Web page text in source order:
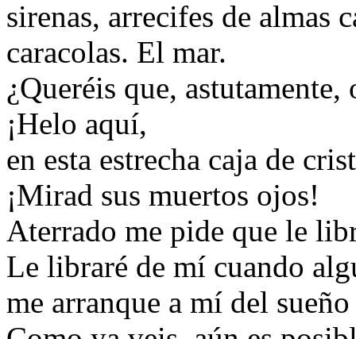
sirenas, arrecifes de almas
caracolas. El mar.
¿Queréis que,
¡Helo aquí,
en esta estrecha caja de
¡Mirad sus muertos ojos!
Aterrado me pide que le
Le libraré de mí cuando
me arranque a mí del